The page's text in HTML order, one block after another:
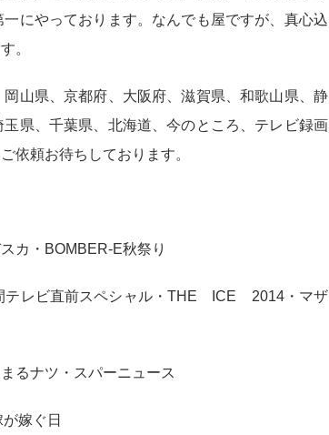
にやっております。なんでも屋ですが、真心込
。
山県、京都府、大阪府、滋賀県、和歌山県、静
県、千葉県、北海道、今のところ、テレビ録画
依頼お待ちしております。
カ・BOMBER-E秋祭り
前スペシャル・THE ICE 2014・マザ
・スパーニュース
ぐ日